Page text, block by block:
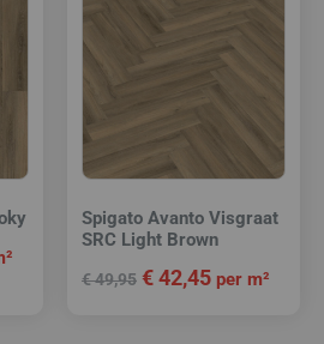
Spigato Avanto Visgraat
SRC Light Brown
€49,95 €42,45 per m²